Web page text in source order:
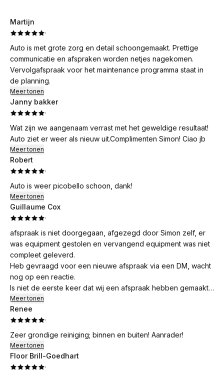
Martijn
·
Auto is met grote zorg en detail schoongemaakt. Prettige
communicatie en afspraken worden netjes nagekomen.
Vervolgafspraak voor het maintenance programma staat in
de planning.
Meer tonen
Janny bakker
·
Wat zijn we aangenaam verrast met het geweldige resultaat!
Auto ziet er weer als nieuw uit.Complimenten Simon! Ciao jb
Meer tonen
Robert
·
Auto is weer picobello schoon, dank!
Meer tonen
Guillaume Cox
·
afspraak is niet doorgegaan, afgezegd door Simon zelf, er
was equipment gestolen en vervangend equipment was niet
compleet geleverd.
Heb gevraagd voor een nieuwe afspraak via een DM, wacht
nog op een reactie.
Is niet de eerste keer dat wij een afspraak hebben gemaakt;
dus we weten wat Simon aflevert en zijn daar zeer tevreden
mee!
Meer tonen
Renee
·
Zeer grondige reiniging; binnen en buiten! Aanrader!
Meer tonen
Floor Brill-Goedhart
·